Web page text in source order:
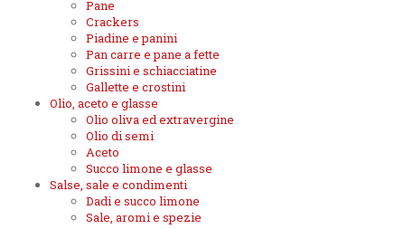
Pane
Crackers
Piadine e panini
Pan carre e pane a fette
Grissini e schiacciatine
Gallette e crostini
Olio, aceto e glasse
Olio oliva ed extravergine
Olio di semi
Aceto
Succo limone e glasse
Salse, sale e condimenti
Dadi e succo limone
Sale, aromi e spezie